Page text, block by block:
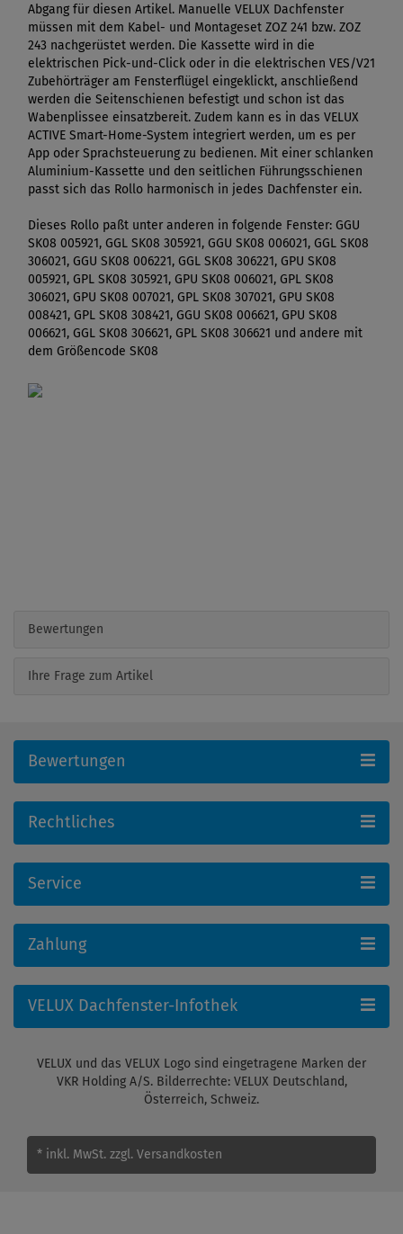
Abgang für diesen Artikel. Manuelle VELUX Dachfenster
müssen mit dem Kabel- und Montageset ZOZ 241 bzw. ZOZ
243 nachgerüstet werden. Die Kassette wird in die
elektrischen Pick-und-Click oder in die elektrischen VES/V21
Zubehörträger am Fensterflügel eingeklickt, anschließend
werden die Seitenschienen befestigt und schon ist das
Wabenplissee einsatzbereit. Zudem kann es in das VELUX
ACTIVE Smart-Home-System integriert werden, um es per
App oder Sprachsteuerung zu bedienen. Mit einer schlanken
Aluminium-Kassette und den seitlichen Führungsschienen
passt sich das Rollo harmonisch in jedes Dachfenster ein.
Dieses Rollo paßt unter anderen in folgende Fenster: GGU
SK08 005921, GGL SK08 305921, GGU SK08 006021, GGL SK08
306021, GGU SK08 006221, GGL SK08 306221, GPU SK08
005921, GPL SK08 305921, GPU SK08 006021, GPL SK08
306021, GPU SK08 007021, GPL SK08 307021, GPU SK08
008421, GPL SK08 308421, GGU SK08 006621, GPU SK08
006621, GGL SK08 306621, GPL SK08 306621 und andere mit
dem Größencode SK08
Bewertungen
Ihre Frage zum Artikel
Bewertungen
Rechtliches
Service
Zahlung
VELUX Dachfenster-Infothek
VELUX und das VELUX Logo sind eingetragene Marken der
VKR Holding A/S. Bilderrechte: VELUX Deutschland,
Österreich, Schweiz.
* inkl. MwSt. zzgl. Versandkosten